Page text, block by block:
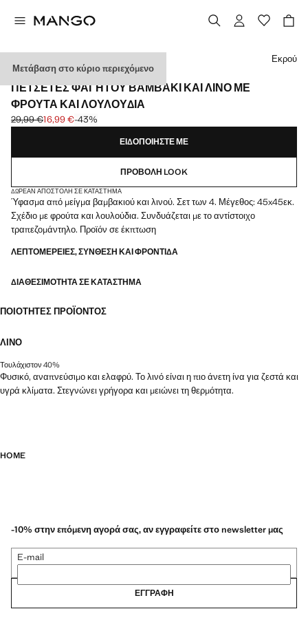
Μετάβαση στο κύριο περιεχόμενο
4 PACK
ΠΕΤΣΈΤΕΣ ΦΑΓΗΤΟΎ ΒΑΜΒΆΚΙ ΚΑΙ ΛΙΝΌ ΜΕ
ΦΡΟΎΤΑ ΚΑΙ ΛΟΥΛΟΎΔΙΑ
Αρχική τιμή με διαγραφή [29,99 € ]
29,99 €
Ισχύουσα τιμή [16,99 € ]
16,99 €-43%
Διάλεξε χρώμα
Εκρού
ΕΙΔΟΠΟΙΉΣΤΕ ΜΕ
ΠΡΟΒΟΛΉ LOOK
ΔΩΡΕΆΝ ΑΠΟΣΤΟΛΉ ΣΕ ΚΑΤΆΣΤΗΜΑ
Ύφασμα από μείγμα βαμβακιού και λινού. Σετ των 4. Μέγεθος: 45x45εκ.
Σχέδιο με φρούτα και λουλούδια. Συνδυάζεται με το αντίστοιχο
τραπεζομάντηλο. Προϊόν σε έκπτωση
ΛΕΠΤΟΜΈΡΕΙΕΣ, ΣΎΝΘΕΣΗ ΚΑΙ ΦΡΟΝΤΊΔΑ
ΔΙΑΘΕΣΙΜΌΤΗΤΑ ΣΕ ΚΑΤΆΣΤΗΜΑ
ΠΟΙΌΤΗΤΕΣ ΠΡΟΪΌΝΤΟΣ
ΛΙΝΌ
Τουλάχιστον 40%
Φυσικό, αναπνεύσιμο και ελαφρύ. Το λινό είναι η πιο άνετη ίνα για ζεστά και
υγρά κλίματα. Στεγνώνει γρήγορα και μειώνει τη θερμότητα.
HOME
-10% στην επόμενη αγορά σας, αν εγγραφείτε στο newsletter μας
E-mail
ΕΓΓΡΑΦΉ